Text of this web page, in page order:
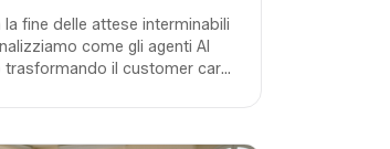
la fine delle attese interminabili
come gli agenti AI
trasformando il customer care